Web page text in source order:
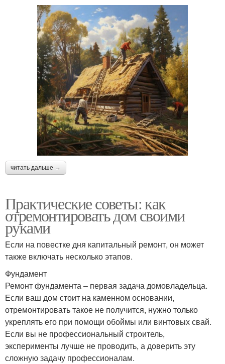
читать дальше →
Практические советы: как
отремонтировать дом своими
руками
Если на повестке дня капитальный ремонт, он может
также включать несколько этапов.
Фундамент
Ремонт фундамента – первая задача домовладельца.
Если ваш дом стоит на каменном основании,
отремонтировать такое не получится, нужно только
укреплять его при помощи обоймы или винтовых свай.
Если вы не профессиональный строитель,
эксперименты лучше не проводить, а доверить эту
сложную задачу профессионалам.